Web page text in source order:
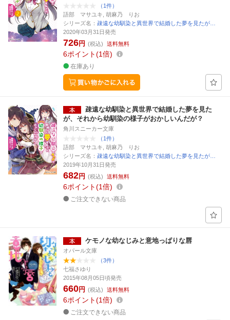
（1件）
語部 マサユキ, 胡麻乃 りお
シリーズ名： 疎遠な幼馴染と異世界で結婚した夢を見たが…
2020年03月31日発売
726円 (税込) 送料無料
6ポイント 1倍
在庫あり
疎遠な幼馴染と異世界で結婚した夢を見た
が、それから幼馴染の様子がおかしいんだが？
角川スニーカー文庫
（1件）
語部 マサユキ, 胡麻乃 りお
シリーズ名： 疎遠な幼馴染と異世界で結婚した夢を見たが…
2019年10月31日発売
682円 (税込) 送料無料
6ポイント 1倍
ご注文できない商品
ケモノな幼なじみと意地っぱりな唇
オパール文庫
（3件）
七福さゆり
2015年08月05日頃発売
660円 (税込) 送料無料
6ポイント 1倍
ご注文できない商品